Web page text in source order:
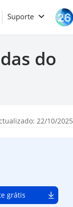
Suporte
do
22/10/2025
grátis